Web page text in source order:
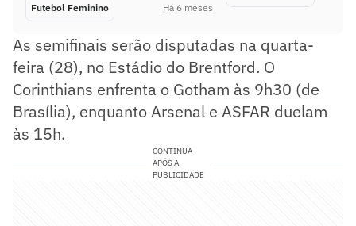
Futebol Feminino Há 6 meses
As semifinais serão disputadas na quarta-
feira (28), no Estádio do Brentford. O
Corinthians enfrenta o Gotham às 9h30 (de
Brasília), enquanto Arsenal e ASFAR duelam
às 15h.
CONTINUA
APÓS A
PUBLICIDADE